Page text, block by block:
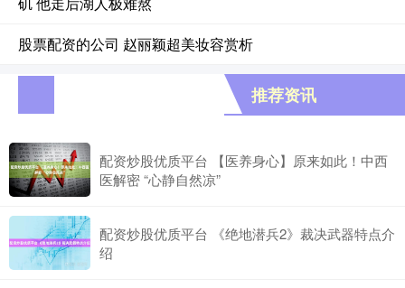
股票配资的公司 赵丽颖超美妆容赏析
推荐资讯
配资炒股优质平台 【医养身心】原来如此！中西
医解密 “心静自然凉”
配资炒股优质平台 《绝地潜兵2》裁决武器特点介
绍